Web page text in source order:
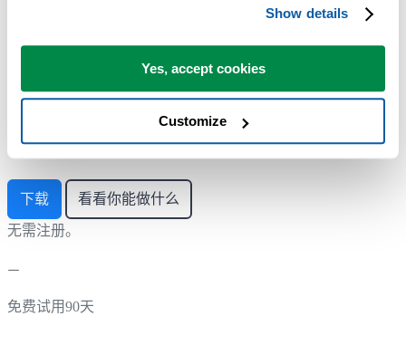
Show details
Yes, accept cookies
Customize
开始使用 ASAP Utilities
使用可立即上手的实用工具，开始节省 Excel 工作时间。
下载 看看你能做什么
无需注册。
免费试用90天